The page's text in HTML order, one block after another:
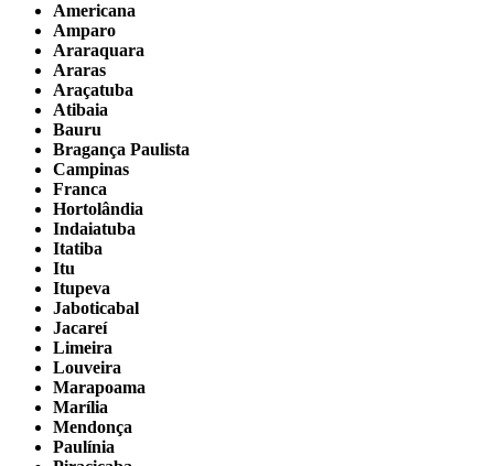
Americana
Amparo
Araraquara
Araras
Araçatuba
Atibaia
Bauru
Bragança Paulista
Campinas
Franca
Hortolândia
Indaiatuba
Itatiba
Itu
Itupeva
Jaboticabal
Jacareí
Limeira
Louveira
Marapoama
Marília
Mendonça
Paulínia